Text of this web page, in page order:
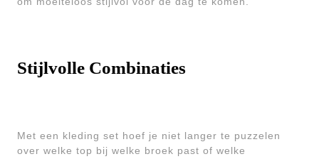
Stijlvolle Combinaties
Met een kleding set hoef je niet langer te puzzelen
over welke top bij welke broek past of welke